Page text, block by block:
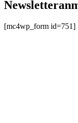
[mc4wp_form id=751]